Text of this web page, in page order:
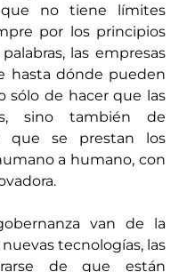
que no tiene límites
por los principios
las empresas
hasta dónde pueden
sólo de hacer que las
sino también de
que se prestan los
a humano, con
van de la
tecnologías, las
de que están